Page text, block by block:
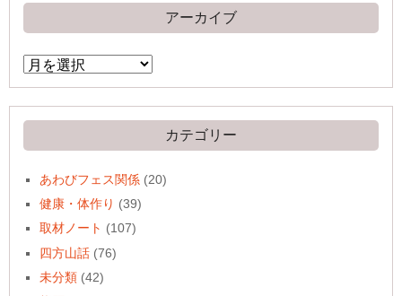
アーカイブ
ア
ー
イ
ブ
カテゴリー
あわびフェス関係 (20)
健康・体作り (39)
取材ノート (107)
四方山話 (76)
未分類 (42)